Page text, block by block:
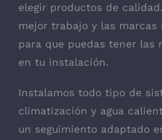
elegir productos de
mejor trabajo y las marcas
para que puedas tener las
en tu instalación.
Instalamos todo tipo de
climatización y agua
un seguimiento adaptado